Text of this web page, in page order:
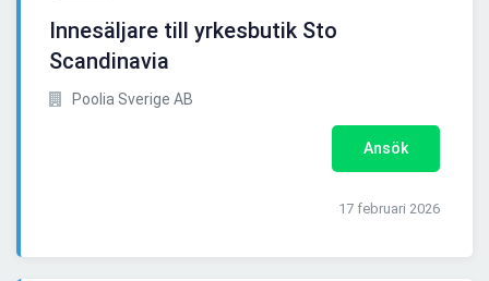
Innesäljare till yrkesbutik Sto
Scandinavia
Poolia Sverige AB
Ansök
17 februari 2026